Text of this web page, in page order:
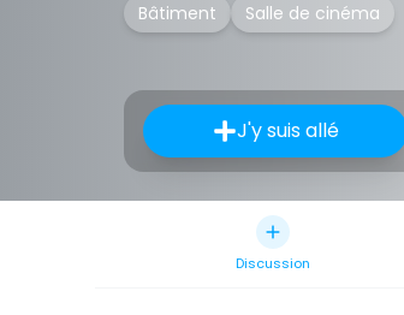
Bâtiment Salle de cinéma
J'y suis allé
Discussion